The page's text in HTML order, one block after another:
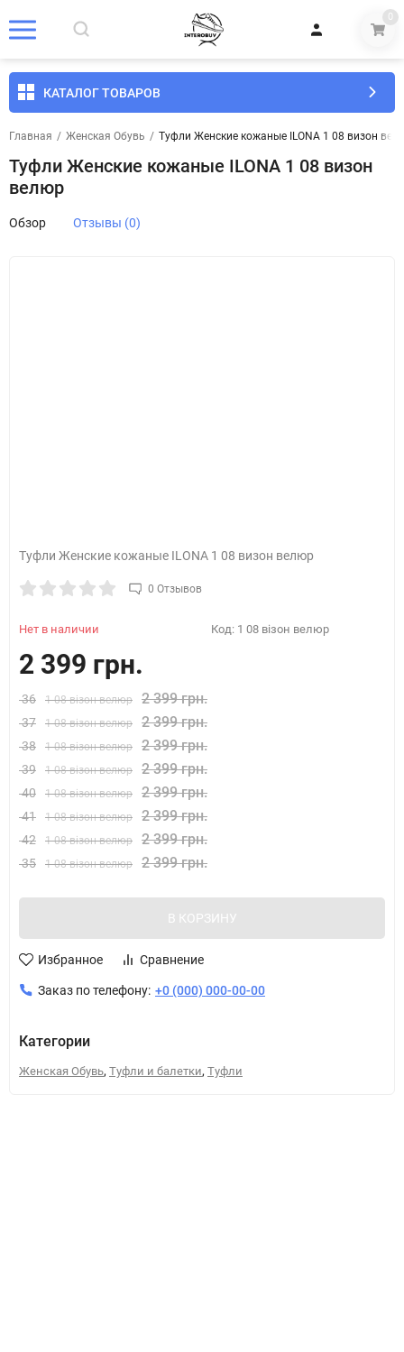
0
КАТАЛОГ ТОВАРОВ
Главная / Женская Обувь / Туфли Женские кожаные ILONA 1 08 визон
Туфли Женские кожаные ILONA 1 08 визон
велюр
Обзор Отзывы (0)
Туфли Женские кожаные ILONA 1 08 визон велюр
0 Отзывов
Нет в наличии Код: 1 08 візон велюр
2 399 грн.
36 1 08 візон велюр 2 399 грн.
37 1 08 візон велюр 2 399 грн.
38 1 08 візон велюр 2 399 грн.
39 1 08 візон велюр 2 399 грн.
40 1 08 візон велюр 2 399 грн.
41 1 08 візон велюр 2 399 грн.
42 1 08 візон велюр 2 399 грн.
35 1 08 візон велюр 2 399 грн.
В КОРЗИНУ
Избранное Сравнение
Заказ по телефону: +0 (000) 000-00-00
Категории
Женская Обувь, Туфли и балетки, Туфли